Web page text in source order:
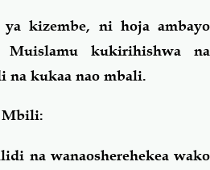
kizembe, ni hoja ambayo
Muislamu kukirihishwa na
na kukaa nao mbali.
Mbili:
na wanaosherehekea wako